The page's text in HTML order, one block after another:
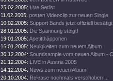
25.02.2005: Live Setlist
11.02.2005: posten Videoclip zur neuen Single
10.02.2005: Support Bands jetzt offiziell besätigt
28.01.2005: Die Spannung steigt!
19.01.2005: Apetitthäppchen
16.01.2005: Neuigkeiten zum neuem Album
30.12.2004: Soundsample vom neuen Album -
21.12.2004: LIVE in Austria 2005
14.12.2004: News zum neuen Album
20.10.2004: Release nochmals verschoben ...